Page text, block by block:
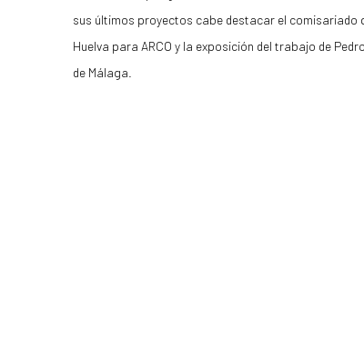
sus últimos proyectos cabe destacar el comisariado
Huelva para ARCO y la exposición del trabajo de
de Málaga.